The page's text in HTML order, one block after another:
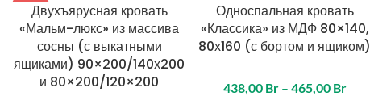
-12%
Двухъярусная кровать
«Мальм-люкс» из массива
сосны (с выкатными
ящиками) 90×200/140х200
и 80×200/120×200
Односпальная кровать
«Классика» из МДФ 80×140,
80х160 (с бортом и ящиком)
438,00 Br – 465,00 Br